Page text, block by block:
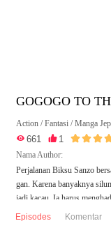
GOGOGO TO
Action /Fantasi /Manga
 661  1 
Nama Author:
Perjalanan Biksu Sanzo
gan. Karena banyaknya
jadi kacau. Ia harus
ebagai teman, satu-satunya
Episodes Komentar